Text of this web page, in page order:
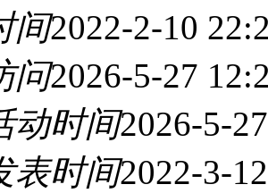
间2022-2-10
问2026-5-27
动时间2026-5-
表时间2022-3-